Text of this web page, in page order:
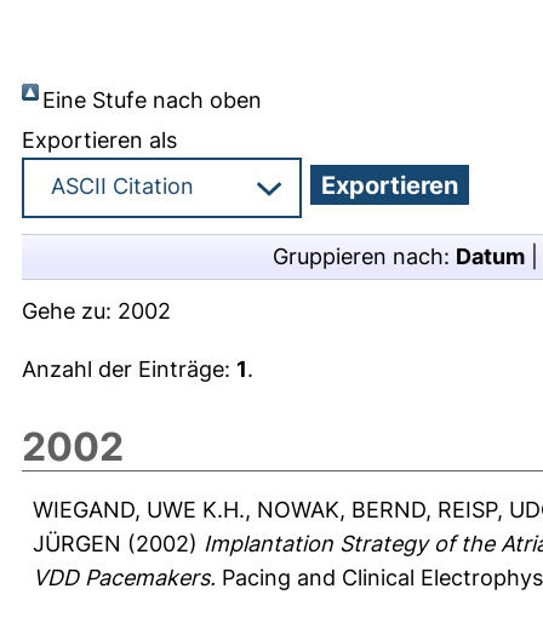
Eine Stufe nach oben
Exportieren als
Gruppieren nach: Datum
Gehe zu: 2002
Anzahl der Einträge: 1.
2002
WIEGAND, UWE K.H., NOWAK, BERND, REISP,
JÜRGEN (2002) Implantation Strategy of the
VDD Pacemakers. Pacing and Clinical